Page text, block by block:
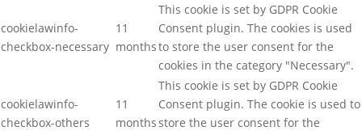
cookielawinfo-
checkbox-necessary
11
months
This cookie is set by GDPR Cookie
Consent plugin. The cookies is used
to store the user consent for the
cookies in the category "Necessary".
cookielawinfo-
checkbox-others
11
months
This cookie is set by GDPR Cookie
Consent plugin. The cookie is used to
store the user consent for the